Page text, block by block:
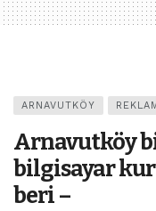
ARNAVUTKÖY REKLAM
Arnavutköy
bilgisayar
beri –